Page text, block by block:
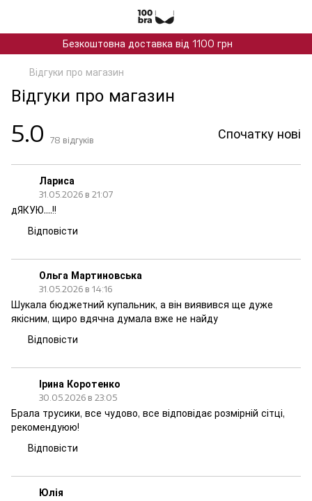
Безкоштовна доставка від 1100 грн
Відгуки про магазин
Відгуки про магазин
5.0 78 відгуків Спочатку нові
Лариса
31.05.2026 в 21:07
дЯКУЮ....!!
Відповісти
Ольга Мартиновська
31.05.2026 в 14:16
Шукала бюджетний купальник, а він виявився ще дуже
якісним, щиро вдячна думала вже не найду
Відповісти
Ірина Коротенко
30.05.2026 в 23:05
Брала трусики, все чудово, все відповідає розмірній сітці,
рекомендуюю!
Відповісти
Юлія